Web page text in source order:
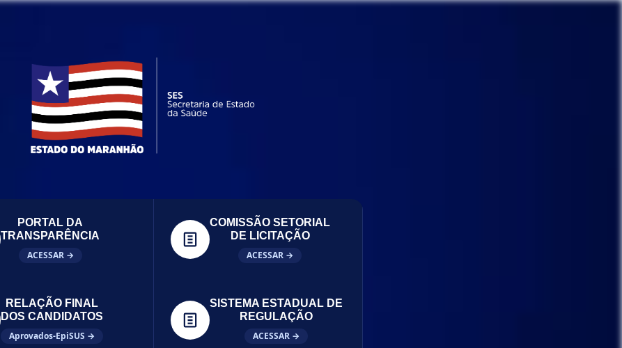
PORTAL DA
TRANSPARÊNCIA
ACESSAR →
COMISSÃO SETORIAL
DE LICITAÇÃO
ACESSAR →
RELAÇÃO FINAL
DOS CANDIDATOS
Aprovados-EpiSUS →
SISTEMA ESTADUAL DE
REGULAÇÃO
ACESSAR →